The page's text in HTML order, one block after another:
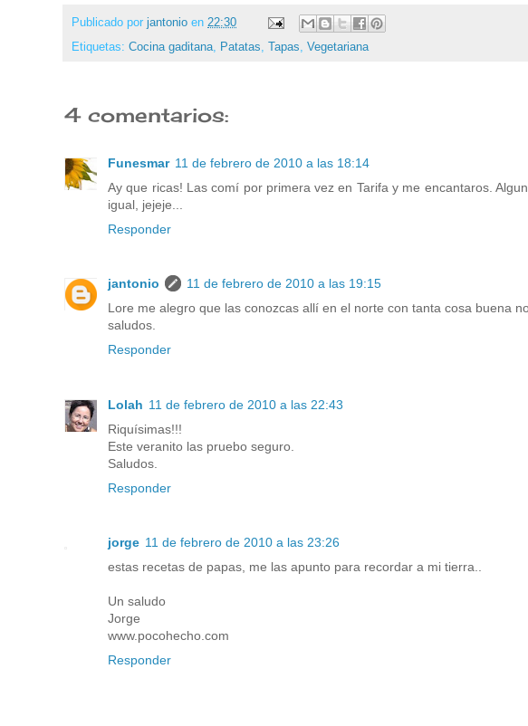
Publicado por jantonio en 22:30
Etiquetas: Cocina gaditana, Patatas, Tapas, Vegetariana
4 comentarios:
Funesmar 11 de febrero de 2010 a las 18:14
Ay que ricas! Las comí por primera vez en Tarifa y me encantaros.
igual, jejeje...
Responder
jantonio
11 de febrero de 2010 a las 19:15
Lore me alegro que las conozcas allí en el norte con tanta cosa buena
saludos.
Responder
Lolah 11 de febrero de 2010 a las 22:43
Riquísimas!!!
Este veranito las pruebo seguro.
Saludos.
Responder
jorge 11 de febrero de 2010 a las 23:26
estas recetas de papas, me las apunto para recordar a mi tierra..
Un saludo
Jorge
www.pocohecho.com
Responder